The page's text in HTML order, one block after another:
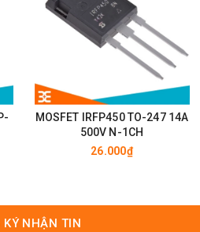
MOSFET IRFP450 TO-247 14A
500V N-1CH
26.000₫
NHẬN TIN